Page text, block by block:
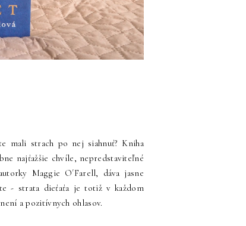
mali strach po nej siahnuť? Kniha
najťažšie chvíle, nepredstaviteľné
Maggie O´Farell, dáva jasne
- strata dieťaťa je totiž v každom
a pozitívnych ohlasov.